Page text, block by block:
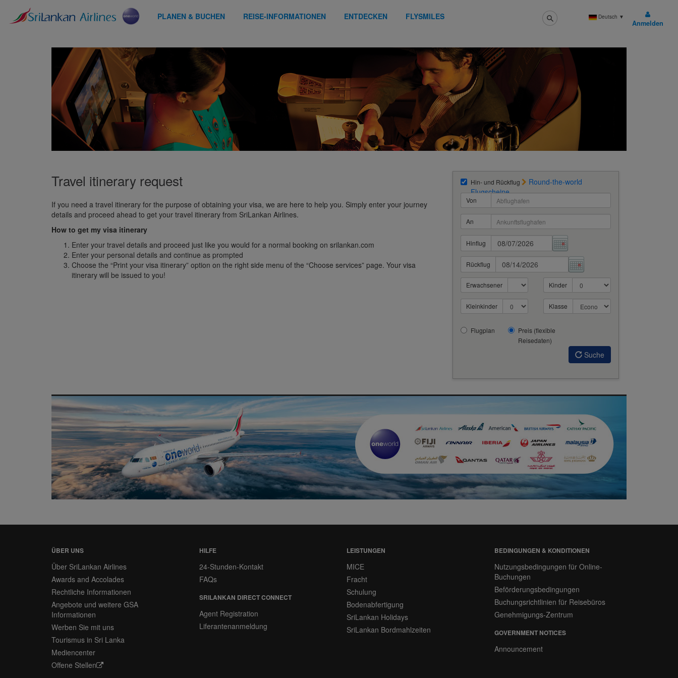
PLANEN & BUCHEN REISE-INFORMATIONEN ENTDECKEN FLYSMILES Deutsch ▼
Anmelden
Travel itinerary request
If you need a travel itinerary for the purpose of obtaining your visa, we are here to help you. Simply enter your journey
details and proceed ahead to get your travel itinerary from SriLankan Airlines.
How to get my visa itinerary
Enter your travel details and proceed just like you would for a normal booking on srilankan.com
Enter your personal details and continue as prompted
Choose the “Print your visa itinerary” option on the right side menu of the “Choose services” page. Your visa
itinerary will be issued to you!
Hin- und Rückflug
Round-the-world
Flugscheine
Von
An
Hinflug
Rückflug
Erwachsener Kinder
Kleinkinder Klasse
Flugplan
Preis (flexible
Reisedaten)
Suche
ÜBER UNS
Über SriLankan Airlines
Awards and Accolades
Rechtliche Informationen
Angebote und weitere GSA
Informationen
Werben Sie mit uns
Tourismus in Sri Lanka
Mediencenter
Offene Stellen
HILFE
24-Stunden-Kontakt
FAQs
SRILANKAN DIRECT CONNECT
Agent Registration
Liferantenanmeldung
LEISTUNGEN
MICE
Fracht
Schulung
Bodenabfertigung
SriLankan Holidays
SriLankan Bordmahlzeiten
BEDINGUNGEN & KONDITIONEN
Nutzungsbedingungen für Online-
Buchungen
Beförderungsbedingungen
Buchungsrichtlinien für Reisebüros
Genehmigungs-Zentrum
GOVERNMENT NOTICES
Announcement